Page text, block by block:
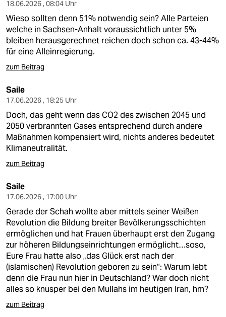
18.06.2026 , 08:04 Uhr
Wieso sollten denn 51% notwendig sein? Alle Parteien
welche in Sachsen-Anhalt voraussichtlich unter 5%
bleiben herausgerechnet reichen doch schon ca. 43-44%
für eine Alleinregierung.
zum Beitrag
Saile
17.06.2026 , 18:25 Uhr
Doch, das geht wenn das CO2 des zwischen 2045 und
2050 verbrannten Gases entsprechend durch andere
Maßnahmen kompensiert wird, nichts anderes bedeutet
Klimaneutralität.
zum Beitrag
Saile
17.06.2026 , 17:00 Uhr
Gerade der Schah wollte aber mittels seiner Weißen
Revolution die Bildung breiter Bevölkerungsschichten
ermöglichen und hat Frauen überhaupt erst den Zugang
zur höheren Bildungseinrichtungen ermöglicht…soso,
Eure Frau hatte also „das Glück erst nach der
(islamischen) Revolution geboren zu sein“: Warum lebt
denn die Frau nun hier in Deutschland? War doch nicht
alles so knusper bei den Mullahs im heutigen Iran, hm?
zum Beitrag